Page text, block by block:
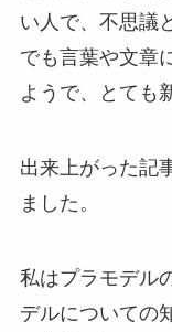
い人で、不思議
でも言葉や文章
ようで、とても
出来上がった記
ました。
私はプラモデル
デルについての